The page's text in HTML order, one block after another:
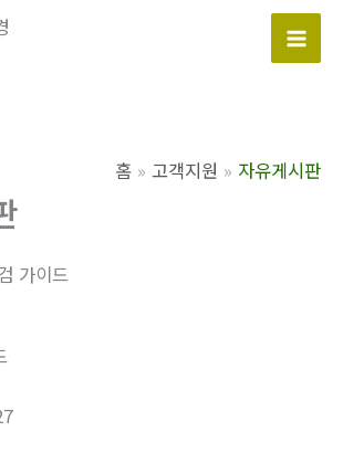
Main
홈 고객지원 자유게시판
가이드